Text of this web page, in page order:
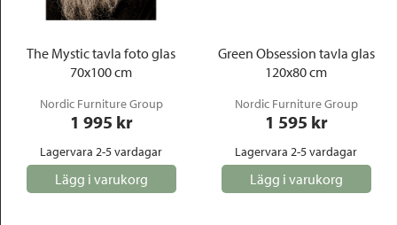
The Mystic tavla foto glas
70x100 cm
Nordic Furniture Group
1 995 kr
Lagervara 2-5 vardagar
Lägg i varukorg
Green Obsession tavla glas
120x80 cm
Nordic Furniture Group
1 595 kr
Lagervara 2-5 vardagar
Lägg i varukorg